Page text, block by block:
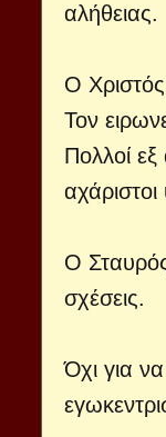
αλήθειας.
Ο
Τον
Πολλοί
Ο
σχέσεις.
Όχι για